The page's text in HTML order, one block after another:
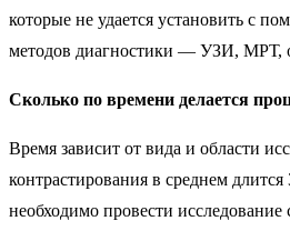
которые не удается установить с
методов диагностики — УЗИ, МРТ,
Сколько по времени делается
Время зависит от вида и области
контрастирования в среднем
необходимо провести исследование